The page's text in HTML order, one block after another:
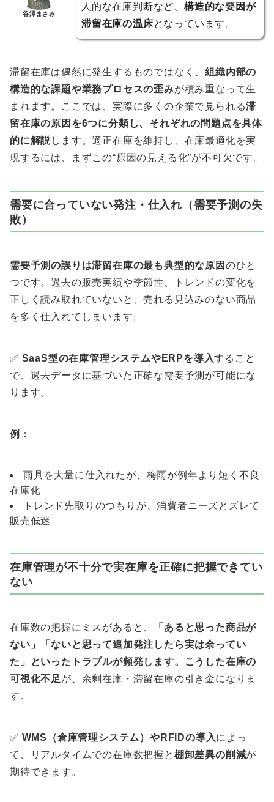
谷澤まさみ
人的な在庫判断など、 構造的な要因が
滞留在庫の温床となっています。
滞留在庫は偶然に発生するものではなく、組織内部の
構造的な課題や業務プロセスの歪みが積み重なって生
まれます。ここでは、実際に多くの企業で見られる滞
留在庫の原因を6つに分類し、それぞれの問題点を具体
的に解説します。適正在庫を維持し、在庫最適化を実
現するには、まずこの“原因の見える化”が不可欠です。
需要に合っていない発注・仕入れ（需要予測の失
敗）
需要予測の誤りは滞留在庫の最も典型的な原因 のひと
つです。過去の販売実績や季節性、トレンドの変化を
正しく読み取れていないと、売れる見込みのない商品
を多く仕入れてしまいます。
✅ SaaS型の在庫管理システムやERPを導入すること
で、過去データに基づいた正確な需要予測が可能にな
ります。
例：
雨具を大量に仕入れたが、梅雨が例年より短く不良
在庫化
トレンド先取りのつもりが、消費者ニーズとズレて
販売低迷
在庫管理が不十分で実在庫を正確に把握できてい
ない
在庫数の把握にミスがあると、
「あると思った商品が
ない」「ないと思って追加発注したら実は余ってい
た」といったトラブルが頻発します。こうした在庫の
可視化不足 が、余剰在庫・滞留在庫の引き金になりま
す。
✅ WMS（倉庫管理システム）やRFIDの導入によっ
て、リアルタイムでの在庫数把握と 棚卸差異の削減が
期待できます。